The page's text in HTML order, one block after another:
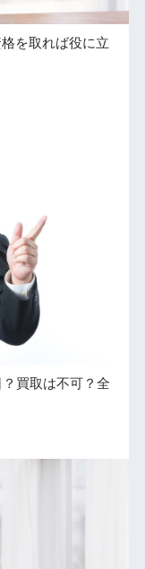
を取れば役に立
買取は不可？全